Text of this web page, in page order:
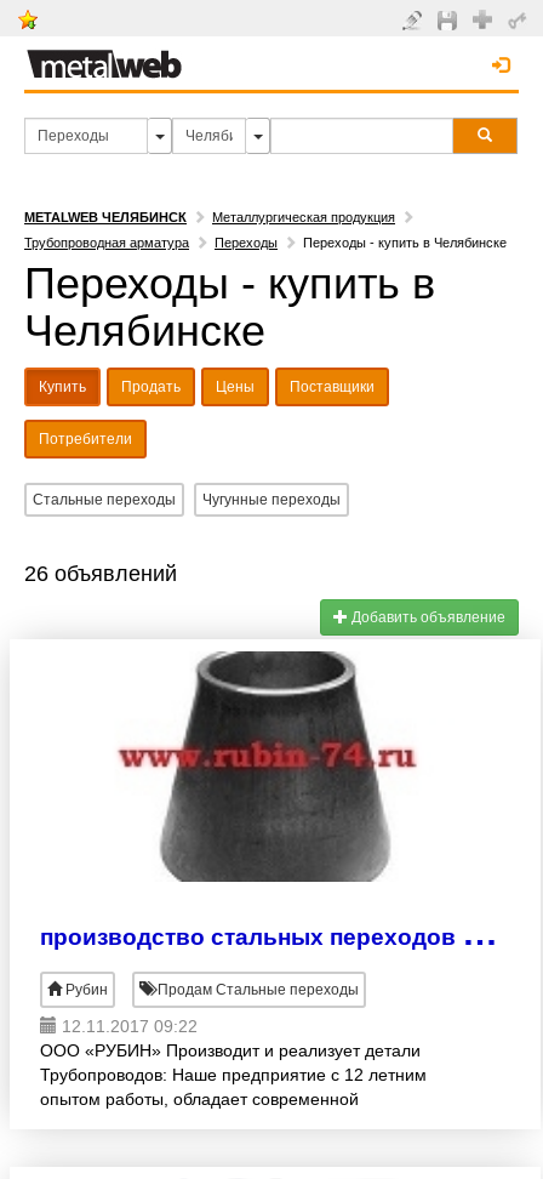
METALWEB ЧЕЛЯБИНСК
Металлургическая продукция
Трубопроводная арматура
Переходы Переходы - купить в Челябинске
Переходы - купить в
Челябинске
Купить Продать Цены Поставщики
Потребители
Стальные переходы Чугунные переходы
26 объявлений
Добавить объявление
п
роизводство стальных переходов ГОСТ 17378-2001
Рубин Продам Стальные переходы
12.11.2017 09:22
ООО «РУБИН» Производит и реализует детали
Трубопроводов: Наше предприятие с 12 летним
опытом работы, обладает современной